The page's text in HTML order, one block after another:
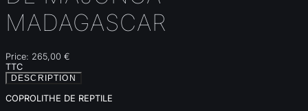
MADAGASCAR
Price: 265,00 €
TTC
DESCRIPTION
COPROLITHE DE REPTILE